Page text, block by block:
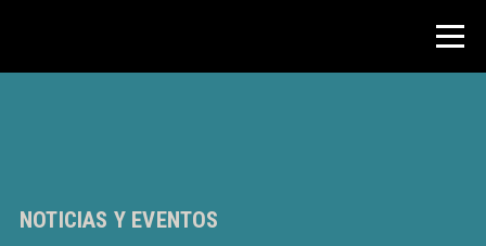
Recursos para maestros
NOTICIAS Y EVENTOS